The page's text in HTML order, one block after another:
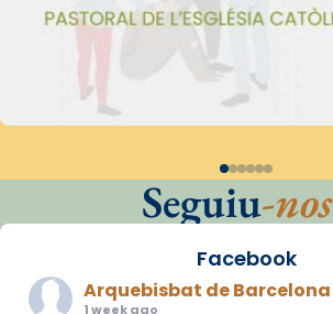
Seguiu-nos
Facebook
Arquebisbat de Barcelona
1 week ago